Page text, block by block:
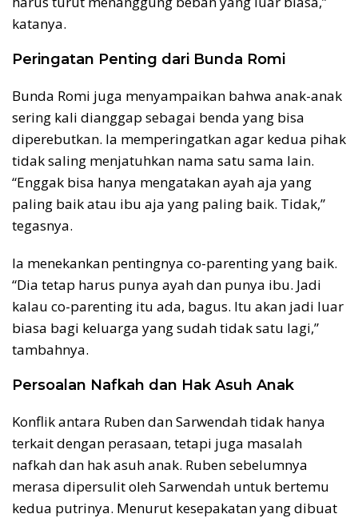
katanya.
Peringatan Penting dari Bunda Romi
Bunda Romi juga menyampaikan bahwa anak-anak
sering kali dianggap sebagai benda yang bisa
diperebutkan. Ia memperingatkan agar kedua pihak
tidak saling menjatuhkan nama satu sama lain.
“Enggak bisa hanya mengatakan ayah aja yang
paling baik atau ibu aja yang paling baik. Tidak,”
tegasnya.
Ia menekankan pentingnya co-parenting yang baik.
“Dia tetap harus punya ayah dan punya ibu. Jadi
kalau co-parenting itu ada, bagus. Itu akan jadi luar
biasa bagi keluarga yang sudah tidak satu lagi,”
tambahnya.
Persoalan Nafkah dan Hak Asuh Anak
Konflik antara Ruben dan Sarwendah tidak hanya
terkait dengan perasaan, tetapi juga masalah
nafkah dan hak asuh anak. Ruben sebelumnya
merasa dipersulit oleh Sarwendah untuk bertemu
kedua putrinya. Menurut kesepakatan yang dibuat